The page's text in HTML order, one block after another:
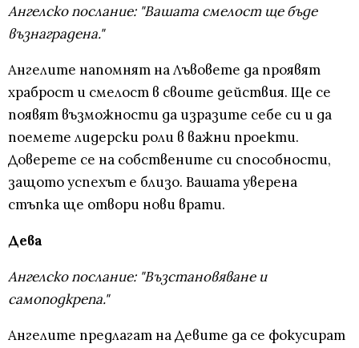
Ангелско послание: "Вашата смелост ще бъде
възнаградена."
Ангелите напомнят на Лъвовете да проявят
храброст и смелост в своите действия. Ще се
появят възможности да изразите себе си и да
поемете лидерски роли в важни проекти.
Доверете се на собствените си способности,
защото успехът е близо. Вашата уверена
стъпка ще отвори нови врати.
Дева
Ангелско послание: "Възстановяване и
самоподкрепа."
Ангелите предлагат на Девите да се фокусират